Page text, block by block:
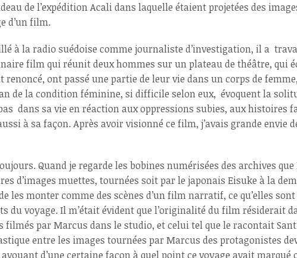
de l’expédition Acali dans laquelle étaient projetées des
d’un film.
à la radio suédoise comme journaliste d’investigation, il a
film qui réunit deux hommes sur un plateau de théâtre, qui
ont passé une partie de leur vie dans un corps de
de la condition féminine, si difficile selon eux, évoquent la
dans sa vie en réaction aux oppressions subies, aux histoires
à sa façon. Après avoir visionné ce film, j’avais grande envie
Quand je regarde les bobines numérisées des archives
d’images muettes, tournées soit par le japonais Eisuke à la
monter comme des scènes d’un film narratif, ce qu’elles sont
voyage. Il m’était évident que l’originalité du film résiderait
par Marcus dans le studio, et celui tel que le racontait
entre les images tournées par Marcus des protagonistes
d’une certaine façon à quel point ce voyage avait marqué